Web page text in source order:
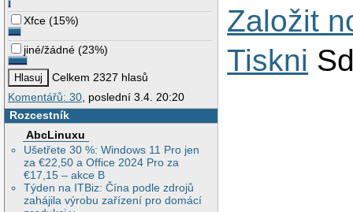
Xfce (15%)
jiné/žádné (23%)
Celkem 2327 hlasů
Komentářů: 30, poslední 3.4. 20:20
Rozcestník
AbcLinuxu
Ušetřete 30 %: Windows 11 Pro jen
za €22,50 a Office 2024 Pro za
€17,15 – akce B
Týden na ITBiz: Čína podle zdrojů
zahájila výrobu zařízení pro domácí
Založit
Tiskni